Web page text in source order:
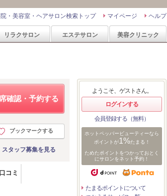
ヘルプ
マイページ
・美容室・ヘアサロン検索トップ
リラクサロン エステサロン 美容クリニック
確認・予約する
ブックマークする
スタッフ募集を見る
口コミ
ようこそ、ゲストさん。
ログインする
会員登録する（無料）
ホットペッパービューティーなら
ポイントが1%たまる！
ためたポイントをつかっておとく
にサロンをネット予約！
たまるポイントについて